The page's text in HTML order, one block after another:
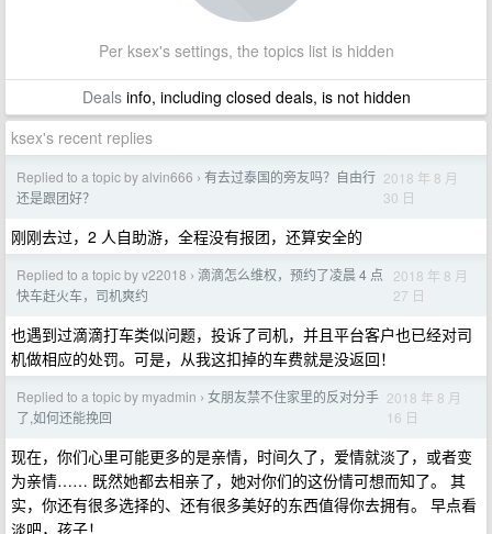
Per ksex's settings, the topics list is hidden
Dealsinfo, including closed deals, is not hidden
ksex's recent replies
Replied to a topic by alvin666 › 有去过泰国的旁友吗？自由行
还是跟团好？
2018 年 8 月
30 日
刚刚去过，2 人自助游，全程没有报团，还算安全的
Replied to a topic by v22018 › 滴滴怎么维权，预约了凌晨 4 点
快车赶火车，司机爽约
2018 年 8 月
27 日
也遇到过滴滴打车类似问题，投诉了司机，并且平台客户也已经对司
机做相应的处罚。可是，从我这扣掉的车费就是没返回！
Replied to a topic by myadmin › 女朋友禁不住家里的反对分手
了,如何还能挽回
2018 年 8 月
16 日
现在，你们心里可能更多的是亲情，时间久了，爱情就淡了，或者变
为亲情…… 既然她都去相亲了，她对你们的这份情可想而知了。 其
实，你还有很多选择的、还有很多美好的东西值得你去拥有。 早点看
淡吧，孩子！